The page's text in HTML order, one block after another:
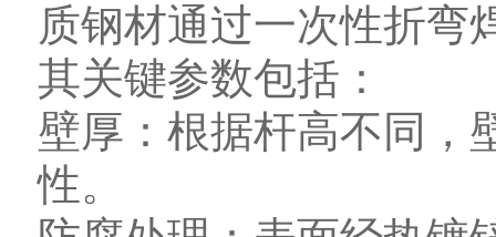
质钢材通过一次性折弯
其关键参数包括：
壁厚：根据杆高不同，
性。